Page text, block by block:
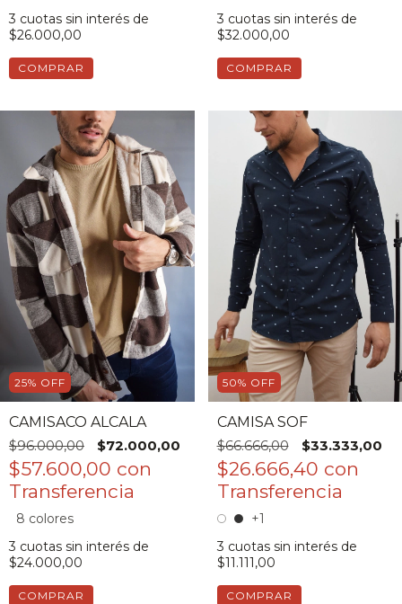
3 cuotas sin interés de
$26.000,00
COMPRAR
3 cuotas sin interés de
$32.000,00
COMPRAR
25% OFF
CAMISACO ALCALA
$96.000,00
$72.000,00
$57.600,00 con
8 colores
3 cuotas sin interés de
$24.000,00
COMPRAR
50% OFF
CAMISA SOF
$66.666,00
$33.333,00
$26.666,40 con
+1
3 cuotas sin interés de
$11.111,00
COMPRAR